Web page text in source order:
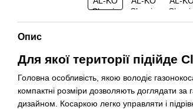
Опис
Для якої території підійде
Головна особливість, якою володіє
компактні розміри дозволяють доглядати
дизайном. Косаркою легко управляти і